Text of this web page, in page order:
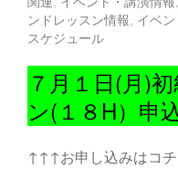
ンドレッスン情報, イベ
スケジュール
７月１日(月)
ン(１８H）申
↑↑↑お申し込みはコ